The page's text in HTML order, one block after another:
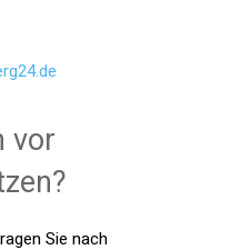
vor
Sie nach